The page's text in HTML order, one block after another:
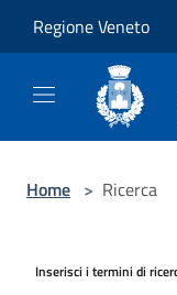
Regione Veneto
Home > Ricerca
Inserisci i termini di